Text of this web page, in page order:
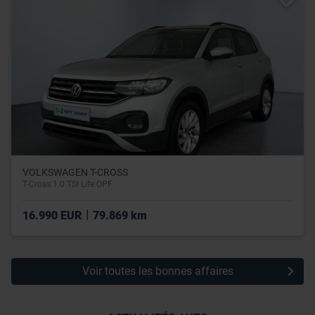
VOLKSWAGEN T-CROSS
T-Cross 1.0 TSI Life OPF
16.990 EUR 79.869 km
Voir toutes les bonnes affaires